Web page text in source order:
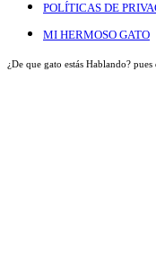
POLÍTICAS DE
MI HERMOSO GATO
¿De que gato estás Hablando?